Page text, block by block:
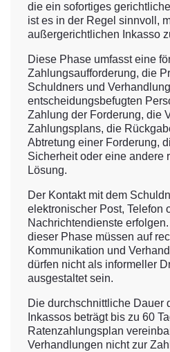
die ein sofortiges
ist es in der Regel sinnvoll,
außergerichtlichen Inkasso
Diese Phase umfasst eine
Zahlungsaufforderung, die
Schuldners und
entscheidungsbefugten
Zahlung der Forderung, die
Zahlungsplans, die
Abtretung einer Forderung,
Sicherheit oder eine andere
Lösung.
Der Kontakt mit dem
elektronischer Post, Telefon
Nachrichtendienste
dieser Phase müssen auf
Kommunikation und
dürfen nicht als informeller
ausgestaltet sein.
Die durchschnittliche Dauer
Inkassos beträgt bis zu 60
Ratenzahlungsplan
Verhandlungen nicht zur